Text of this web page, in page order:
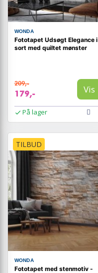
WONDA
Fototapet Udsøgt Elegance i
sort med quiltet mønster
209,-
179,- Vis
På lager
TILBUD
WONDA
Fototapet med stenmotiv -